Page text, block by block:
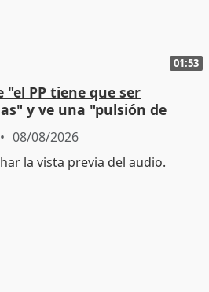
01:53
PP tiene que ser
y ve una "pulsión de
08/08/2026